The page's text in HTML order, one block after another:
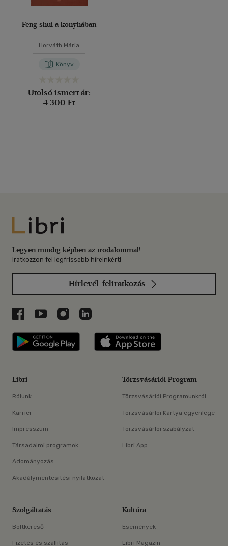
Feng shui a konyhában
Horváth Mária
Könyv
Utolsó ismert ár:
4 300 Ft
Libri
Legyen mindig képben az irodalommal!
Iratkozzon fel legfrissebb híreinkért!
Hírlevél-feliratkozás
Libri a Facebookon
Libri a Youtube-on
Libri az Instagramon
Libri a LinkedInen
Libri applikáció Szerezd meg: Google
Libri
Rólunk
Karrier
Impresszum
Társadalmi programok
Adományozás
Akadálymentesítési nyilatkozat
Törzsvásárlói Program
Törzsvásárlói Programunkról
Törzsvásárlói Kártya egyenlege
Törzsvásárlói szabályzat
Libri App
Szolgáltatás
Boltkereső
Fizetés és szállítás
Kultúra
Események
Libri Magazin